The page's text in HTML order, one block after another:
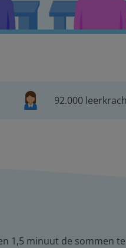
92.000
1,5 minuut de sommen